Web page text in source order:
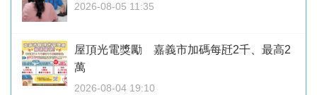
2026-08-05 11:35
屋頂光電獎勵 嘉義市加碼每瓩2千、最高2
萬
2026-08-04 19:10